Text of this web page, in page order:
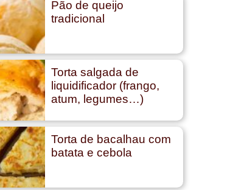
Pão de queijo
tradicional
Torta salgada de
liquidificador (frango,
atum, legumes…)
Torta de bacalhau com
batata e cebola